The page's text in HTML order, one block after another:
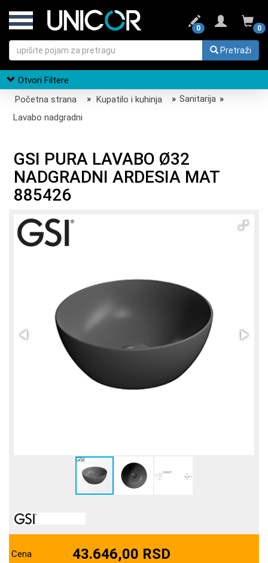
0
0
Pretraži
Otvori Filtere
Početna strana
» Kupatilo i kuhinja » Sanitarija »
Lavabo nadgradni
GSI PURA LAVABO Ø32
NADGRADNI ARDESIA MAT
885426
Cena 43.646,00 RSD